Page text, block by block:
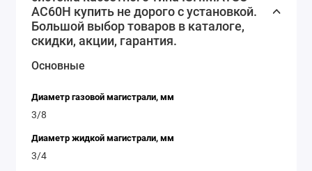
осуществляет бесперебойную работу каждого
Кондиционер ISHIMATSU AC60H купить по низкой
цене. ISHIMATSU AC60H отзывы, доставка по
Краснодару и России.
AC60H купить не дорого с установкой.
Большой выбор товаров в каталоге,
скидки, акции, гарантия.
Основные
Диаметр газовой магистрали, мм
3/8
Диаметр жидкой магистрали, мм
3/4